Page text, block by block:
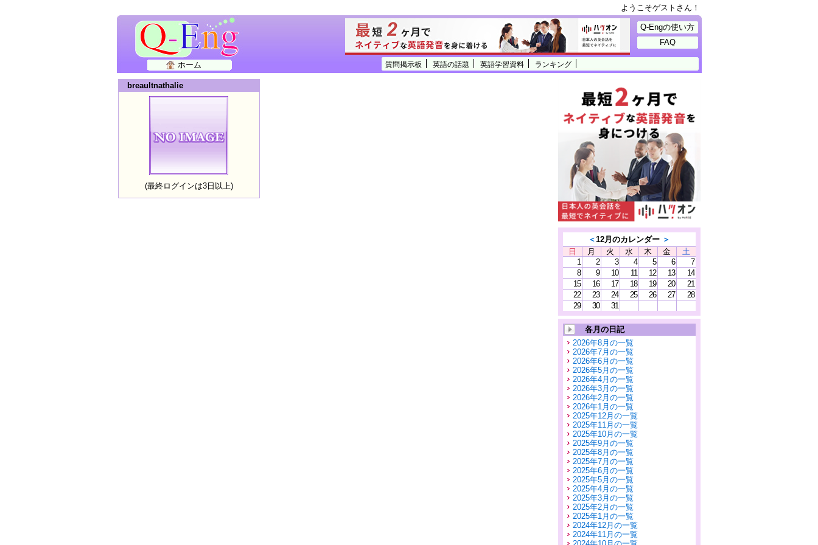
ようこそゲストさん！
質問掲示板 英語の話題 英語学習資料 ランキング
ホーム
Q-Engの使い方
FAQ
breaultnathalie
(最終ログインは3日以上)
＜12月のカレンダー ＞
日
月 火 水 木 金
土
1
2 3 4 5 6
7
8
9 10 11 12 13
14
15
16 17 18 19 20
21
22
23 24 25 26 27
28
29
30 31
各月の日記
2026年8月の一覧
2026年7月の一覧
2026年6月の一覧
2026年5月の一覧
2026年4月の一覧
2026年3月の一覧
2026年2月の一覧
2026年1月の一覧
2025年12月の一覧
2025年11月の一覧
2025年10月の一覧
2025年9月の一覧
2025年8月の一覧
2025年7月の一覧
2025年6月の一覧
2025年5月の一覧
2025年4月の一覧
2025年3月の一覧
2025年2月の一覧
2025年1月の一覧
2024年12月の一覧
2024年11月の一覧